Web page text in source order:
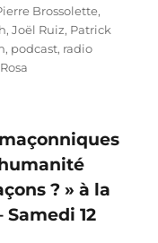
Brossolette,
,Joël Ruiz, Patrick
, podcast, radio
humanité
? » à la
Samedi 12